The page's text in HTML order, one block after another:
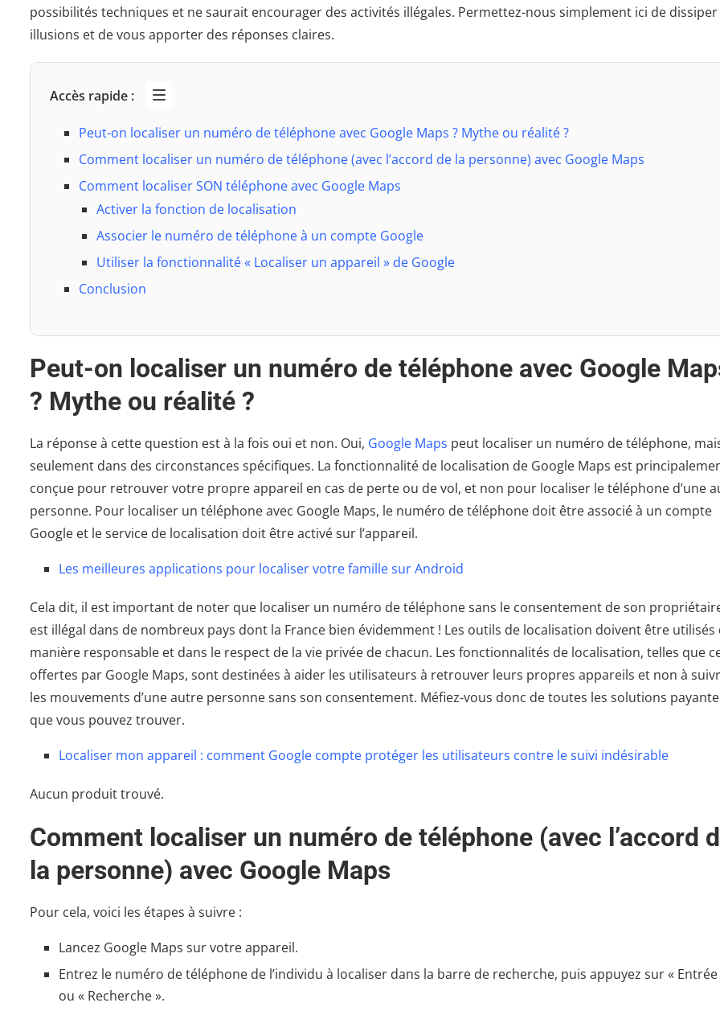
possibilités techniques et ne saurait encourager des activités illégales. Permettez-nous simplement ici de dissiper
illusions et de vous apporter des réponses claires.
Accès rapide :
Peut-on localiser un numéro de téléphone avec Google Maps ? Mythe ou réalité ?
Comment localiser un numéro de téléphone (avec l’accord de la personne) avec Google Maps
Comment localiser SON téléphone avec Google Maps
Activer la fonction de localisation
Associer le numéro de téléphone à un compte Google
Utiliser la fonctionnalité « Localiser un appareil » de Google
Conclusion
Peut-on localiser un numéro de téléphone avec Google
? Mythe ou réalité ?
La réponse à cette question est à la fois oui et non. Oui, Google Maps peut localiser un numéro de téléphone,
seulement dans des circonstances spécifiques. La fonctionnalité de localisation de Google Maps est
conçue pour retrouver votre propre appareil en cas de perte ou de vol, et non pour localiser le téléphone d’une
personne. Pour localiser un téléphone avec Google Maps, le numéro de téléphone doit être associé à un compte
Google et le service de localisation doit être activé sur l’appareil.
Les meilleures applications pour localiser votre famille sur Android
Cela dit, il est important de noter que localiser un numéro de téléphone sans le consentement de son
est illégal dans de nombreux pays dont la France bien évidemment ! Les outils de localisation doivent être utilisés
manière responsable et dans le respect de la vie privée de chacun. Les fonctionnalités de localisation, telles que
offertes par Google Maps, sont destinées à aider les utilisateurs à retrouver leurs propres appareils et non à
les mouvements d’une autre personne sans son consentement. Méfiez-vous donc de toutes les solutions
que vous pouvez trouver.
Localiser mon appareil : comment Google compte protéger les utilisateurs contre le suivi indésirable
Aucun produit trouvé.
Comment localiser un numéro de téléphone (avec l’accord
la personne) avec Google Maps
Pour cela, voici les étapes à suivre :
Lancez Google Maps sur votre appareil.
Entrez le numéro de téléphone de l’individu à localiser dans la barre de recherche, puis appuyez sur « Entrée
ou « Recherche ».